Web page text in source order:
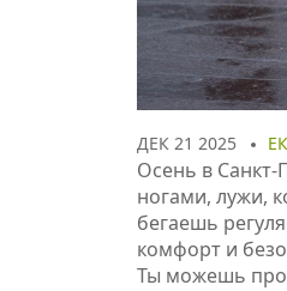
ДЕК 21 2025
Осень в Санкт-
ногами, лужи,
бегаешь
комфорт и
Ты можешь